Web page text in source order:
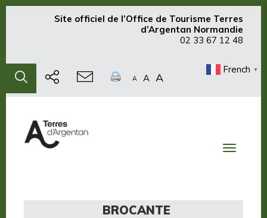
Site officiel de l’Office de Tourisme Terres
d’Argentan Normandie
02 33 67 12 48
A A A
French ▼
Toggle
BROCANTE